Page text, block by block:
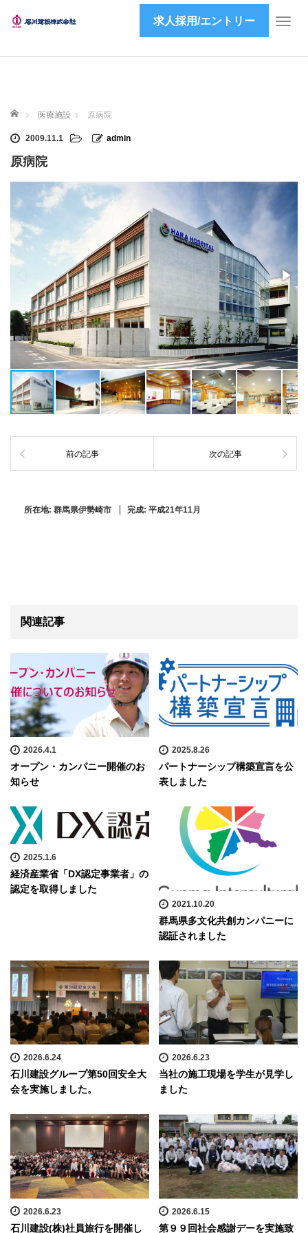
T
i
求人採用/エントリー
ホーム 医療施設 原病院
2009.11.1 admin
原病院
前の記事 次の記事
所在地: 群馬県伊勢崎市 完成: 平成21年11月
関連記事
2026.4.1
オープン・カンパニー開催のお
知らせ
2025.8.26
パートナーシップ構築宣言を公
表しました
2025.1.6
経済産業省「DX認定事業者」の
認定を取得しました
2021.10.20
群馬県多文化共創カンパニーに
認証されました
2026.6.24
石川建設グループ第50回安全大
会を実施しました。
2026.6.23
当社の施工現場を学生が見学し
ました
2026.6.23
石川建設(株)社員旅行を開催し
2026.6.15
第９９回社会感謝デーを実施致